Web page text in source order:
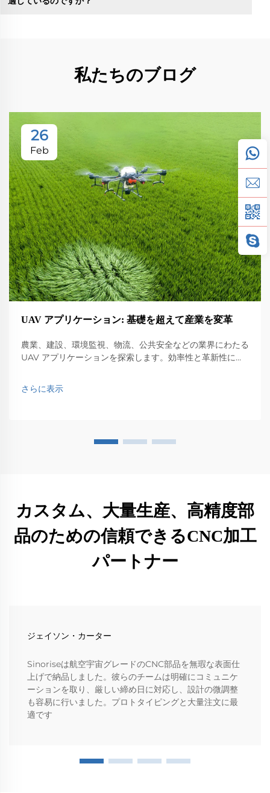
私たちのブログ
26
Feb
UAV アプリケーション: 基礎を超えて産業を変革
農業、建設、環境監視、物流、公共安全などの業界にわたる
UAV アプリケーションを探索します。効率性と革新性に与
さらに表示
カスタム、大量生産、高精度部
品のための信頼できるCNC加工
パートナー
ジェイソン・カーター
Sinoriseは航空宇宙グレードのCNC部品を無瑕な表面仕
上げで納品しました。彼らのチームは明確にコミュニケ
ーションを取り、厳しい締め日に対応し、設計の微調整
も容易に行いました。プロトタイピングと大量注文に最
適です